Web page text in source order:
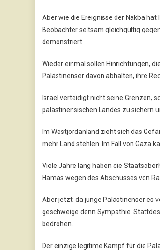
Aber wie die Ereignisse der Nakba hat
Beobachter seltsam gleichgültig
demonstriert.
Wieder einmal sollen Hinrichtungen,
Palästinenser davon abhalten, ihre
Israel verteidigt nicht seine Grenzen,
palästinensischen Landes zu sichern
Im Westjordanland zieht sich das
mehr Land stehlen. Im Fall von Gaza
Viele Jahre lang haben die
Hamas wegen des Abschusses von
Aber jetzt, da junge Palästinenser es
geschweige denn Sympathie.
bedrohen.
Der einzige legitime Kampf für die